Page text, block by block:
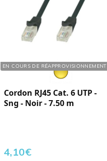
EN COURS DE RÉAPPROVISIONNEMENT
Réf. : 121071
Cordon RJ45 Cat. 6 UTP -
Sng - Noir - 7.50 m
4,10€